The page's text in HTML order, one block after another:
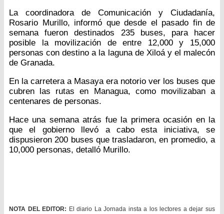
La coordinadora de Comunicación y Ciudadanía,
Rosario Murillo, informó que desde el pasado fin de
semana fueron destinados 235 buses, para hacer
posible la movilización de entre 12,000 y 15,000
personas con destino a la laguna de Xiloá y el malecón
de Granada.
En la carretera a Masaya era notorio ver los buses que
cubren las rutas en Managua, como movilizaban a
centenares de personas.
Hace una semana atrás fue la primera ocasión en la
que el gobierno llevó a cabo esta iniciativa, se
dispusieron 200 buses que trasladaron, en promedio, a
10,000 personas, detalló Murillo.
NOTA DEL EDITOR: El diario La Jornada insta a los lectores a dejar sus